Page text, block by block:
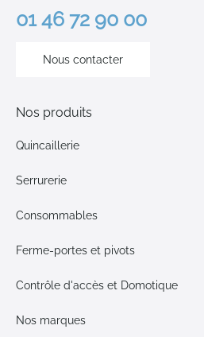
01 46 72 90 00
Nous contacter
Nos produits
Quincaillerie
Serrurerie
Consommables
Ferme-portes et pivots
Contrôle d'accès et Domotique
Nos marques